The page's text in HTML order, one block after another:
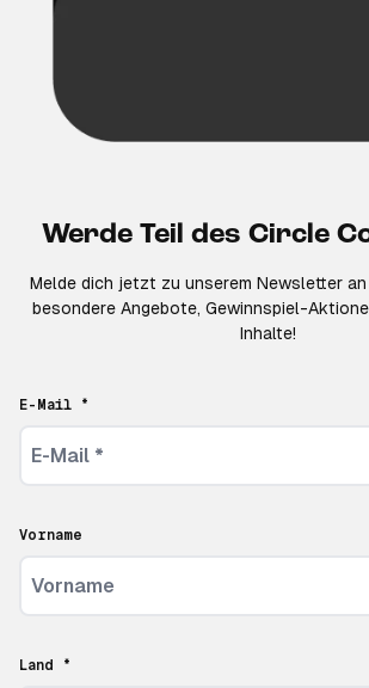
Werde Teil des Circle
Melde dich jetzt zu unserem Newsletter
besondere Angebote, Gewinnspiel-
Inhalte!
E-Mail *
Vorname
Land *